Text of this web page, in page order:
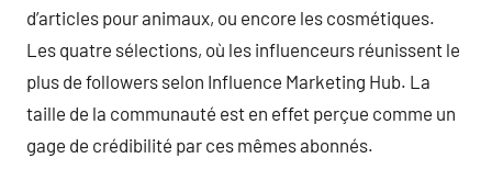
d’articles pour animaux, ou encore les cosmétiques.
Les quatre sélections, où les influenceurs réunissent le
plus de followers selon Influence Marketing Hub. La
taille de la communauté est en effet perçue comme un
gage de crédibilité par ces mêmes abonnés.